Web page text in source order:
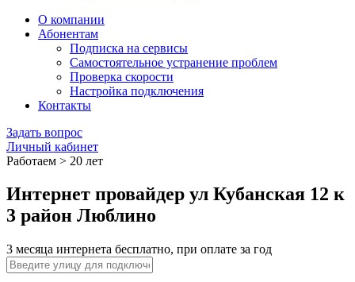
О компании
Абонентам
Подписка на сервисы
Самостоятельное устранение проблем
Проверка скорости
Настройка подключения
Контакты
Задать вопрос
Личный кабинет
Работаем > 20 лет
Интернет провайдер ул Кубанская 12 к
3 район Люблино
3 месяца интернета бесплатно, при оплате за год